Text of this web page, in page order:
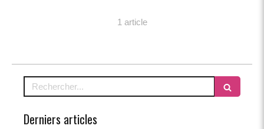
1 article
Rechercher
Derniers articles